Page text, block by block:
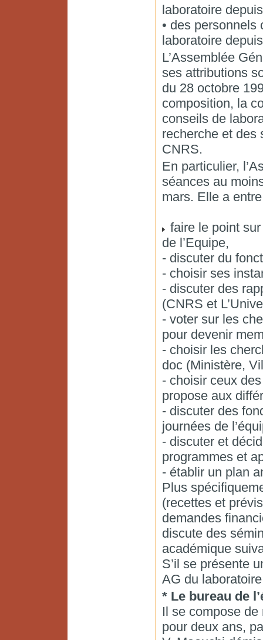
laboratoire
• des
laboratoire
L’Assemblée
ses attributions
du 28 octobre
composition, la
conseils de
recherche et des
CNRS.
En particulier,
séances au
mars. Elle a
faire le point
de l’Equipe,
- discuter du
- choisir ses
- discuter des
(CNRS et
- voter sur les
pour devenir
- choisir les
doc (Ministère,
- choisir ceux
propose aux
- discuter des
journées de
- discuter et
programmes et
- établir un plan
Plus
(recettes et
demandes
discute des
académique
S’il se présente
AG du
* Le bureau de
Il se compose
pour deux ans,